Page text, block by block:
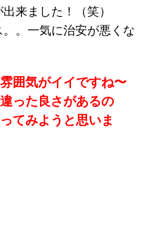
来ました！（笑）
。一気に治安が悪くな
囲気がイイですね〜
った良さがあるの
てみようと思いま